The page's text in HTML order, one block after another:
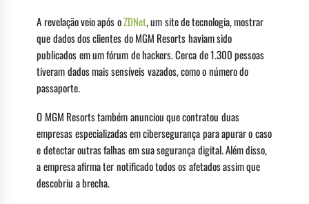
A revelação veio após oZDNet, um site de tecnologia, mostrar
que dados dos clientes do MGM Resorts haviam sido
publicados em um fórum de hackers. Cerca de 1.300 pessoas
tiveram dados mais sensíveis vazados, como o número do
passaporte.
O MGM Resorts também anunciou que contratou duas
empresas especializadas em cibersegurança para apurar o caso
e detectar outras falhas em sua segurança digital. Além disso,
a empresa afirma ter notificado todos os afetados assim que
descobriu a brecha.